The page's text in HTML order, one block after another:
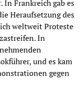
In Frankreich gab es
Heraufsetzung des
weltweit Proteste
In
und es kam
gegen